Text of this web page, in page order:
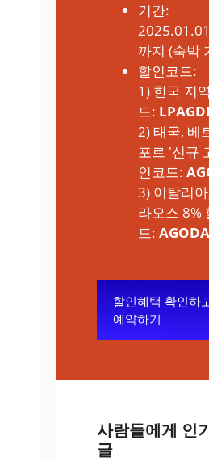
기간:
까지 (숙박
할인코드:
1) 한국 지
드:
2) 태국, 베
포르 '신규
인코드:
3) 이탈리
라오스 8%
드:
할인혜택 확인하
예약하기
사람들에게 인
글